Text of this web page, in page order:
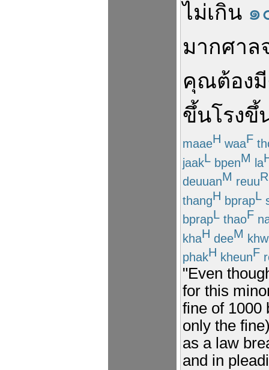
ไม่เกิน ๑
มากศาล
คุณต้องมี
ขึ้นโรงขึ้
maaeH waaF
jaakL bpenM la
deuuanM reuuR
thangH bprapL
bprapL thaoF
khaH deeM
phakH kheunF
"Even
for this
fine of 1000
only the
as a law
and in